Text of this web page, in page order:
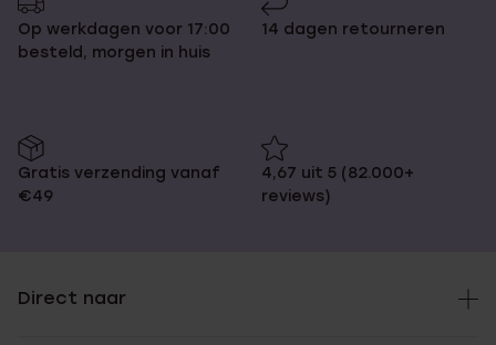
Op werkdagen voor 17:00
besteld, morgen in huis
14 dagen retourneren
Gratis verzending vanaf
€49
4,67 uit 5 (82.000+
reviews)
Direct naar